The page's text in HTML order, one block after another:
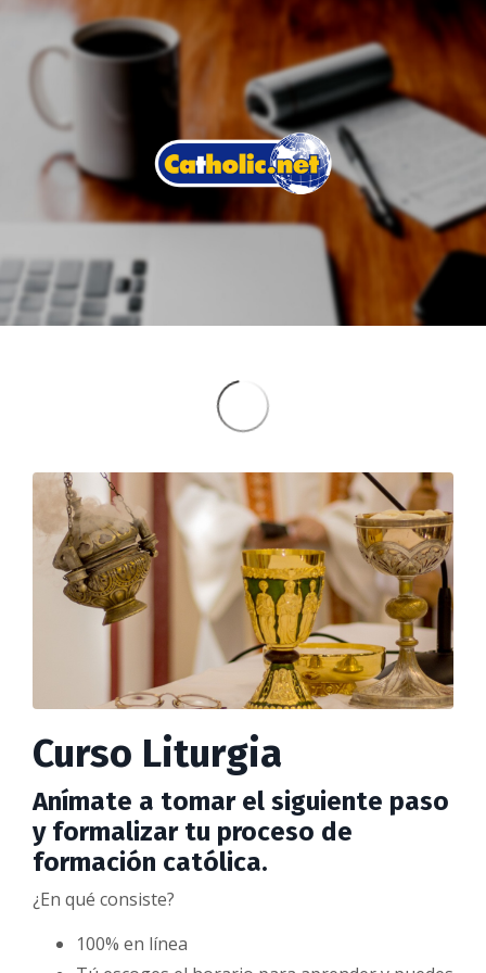
Curso Liturgia
Anímate a tomar el siguiente paso
y formalizar tu proceso de
formación católica.
¿En qué consiste?
100% en línea